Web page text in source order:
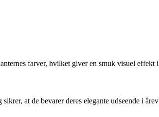
farver, hvilket giver en smuk visuel effekt
at de bevarer deres elegante udseende i